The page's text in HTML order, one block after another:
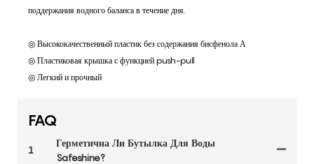
поддержания водного баланса в течение дня.
◎ Высококачественный пластик без содержания бисфенола А
◎ Пластиковая крышка с функцией push-pull
◎ Легкий и прочный
FAQ
1
Герметична Ли Бутылка Для Воды
Safeshine?